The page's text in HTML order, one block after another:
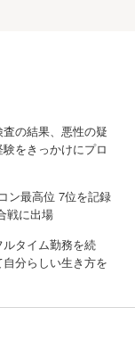
の結果、悪性の疑
をきっかけにプロ
ン最⾼位 7位を記録
戦に出場
タイム勤務を続
分らしい生き方を